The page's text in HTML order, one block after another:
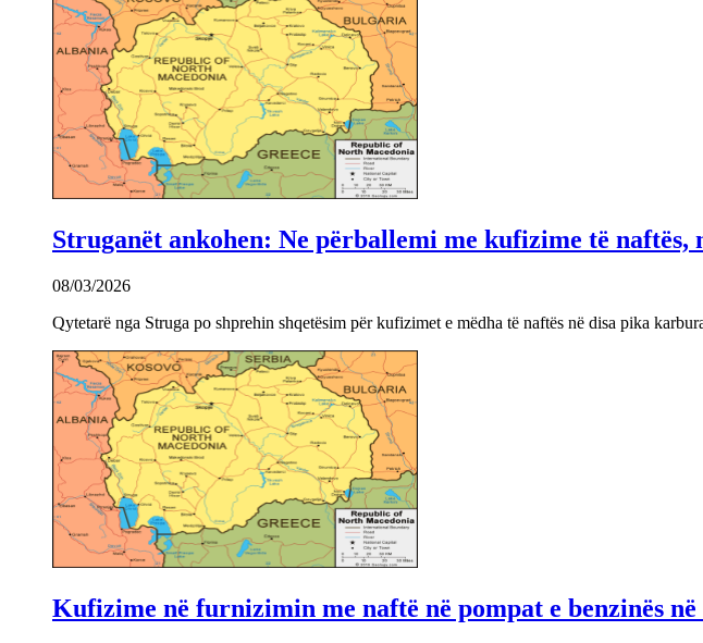
Struganët ankohen: Ne përballemi me kufizime të
08/03/2026
Qytetarë nga Struga po shprehin shqetësim për kufizimet e mëdha të naftës në disa pika
Kufizime në furnizimin me naftë në pompat e benzinës